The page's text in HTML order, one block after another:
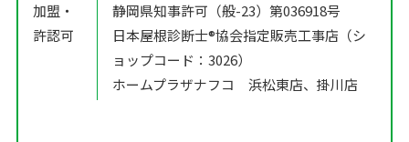
加盟・
許認可
静岡県知事許可（般-23）第036918号
日本屋根診断士®️協会指定販売工事店（シ
ョップコード：3026）
ホームプラザナフコ 浜松東店、掛川店